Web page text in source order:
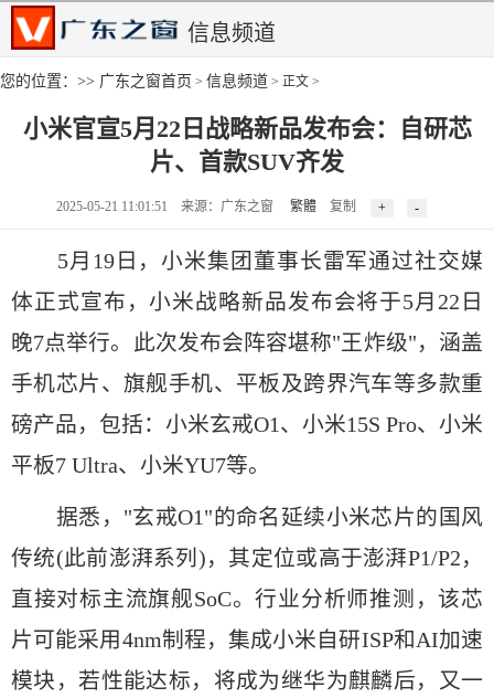
信息频道
您的位置：>> 广东之窗首页 > 信息频道 > 正文 >
小米官宣5月22日战略新品发布会：自研芯
片、首款SUV齐发
2025-05-21 11:01:51 来源：广东之窗 繁體 复制
5月19日，小米集团董事长雷军通过社交媒
体正式宣布，小米战略新品发布会将于5月22日
晚7点举行。此次发布会阵容堪称"王炸级"，涵盖
手机芯片、旗舰手机、平板及跨界汽车等多款重
磅产品，包括：小米玄戒O1、小米15S Pro、小米
平板7 Ultra、小米YU7等。
据悉，"玄戒O1"的命名延续小米芯片的国风
传统(此前澎湃系列)，其定位或高于澎湃P1/P2，
直接对标主流旗舰SoC。行业分析师推测，该芯
片可能采用4nm制程，集成小米自研ISP和AI加速
模块，若性能达标，将成为继华为麒麟后，又一